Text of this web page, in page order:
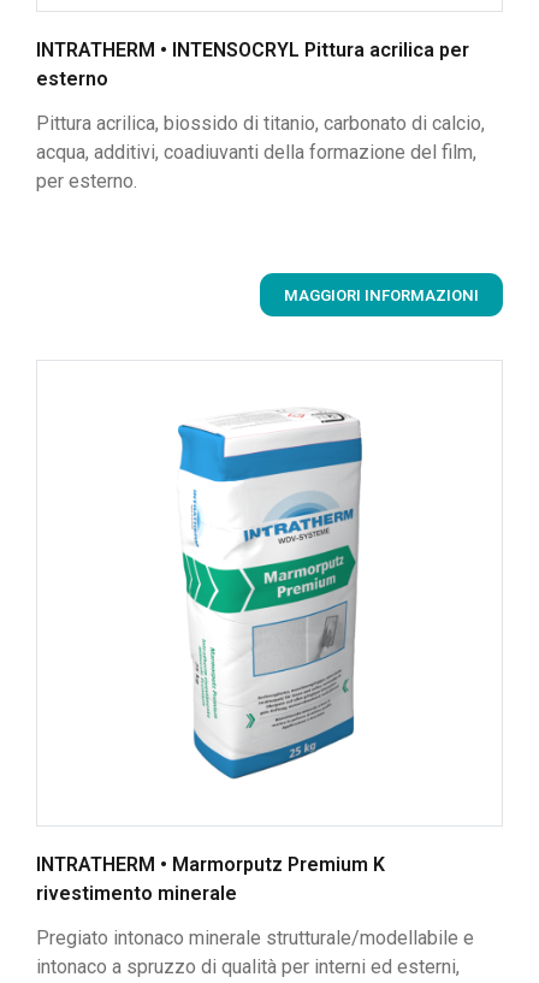
INTRATHERM • INTENSOCRYL Pittura acrilica per
esterno
Pittura acrilica, biossido di titanio, carbonato di calcio,
acqua, additivi, coadiuvanti della formazione del film,
per esterno.
MAGGIORI INFORMAZIONI
INTRATHERM • Marmorputz Premium K
rivestimento minerale
Pregiato intonaco minerale strutturale/modellabile e
intonaco a spruzzo di qualità per interni ed esterni,